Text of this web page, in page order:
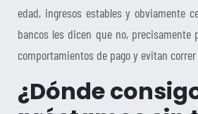
edad, ingresos estables y obviamente
bancos les dicen que no, precisamente
comportamientos de pago y evitan
¿Dónde